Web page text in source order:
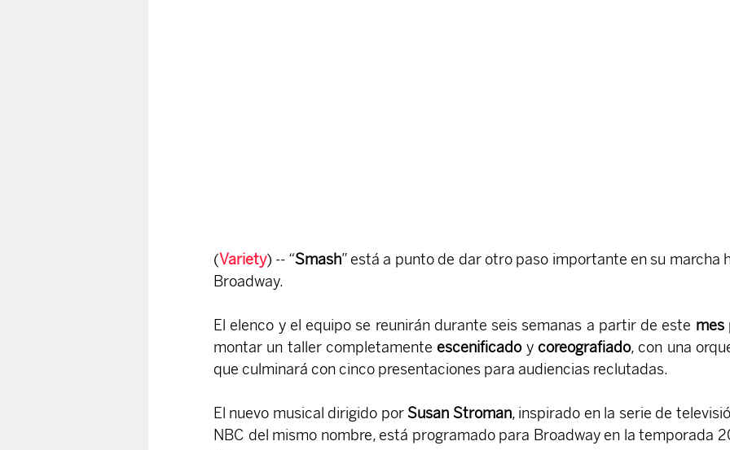
(Variety) -- “Smash” está a punto de dar otro paso importante en su marcha
Broadway.
El elenco y el equipo se reunirán durante seis semanas a partir de este mes
montar un taller completamente escenificado y coreografiado, con una
que culminará con cinco presentaciones para audiencias reclutadas.
El nuevo musical dirigido por Susan Stroman, inspirado en la serie de
NBC del mismo nombre, está programado para Broadway en la temporada